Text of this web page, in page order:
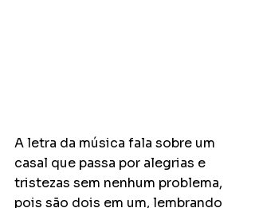
A letra da música fala sobre um
casal que passa por alegrias e
tristezas sem nenhum problema,
pois são dois em um, lembrando